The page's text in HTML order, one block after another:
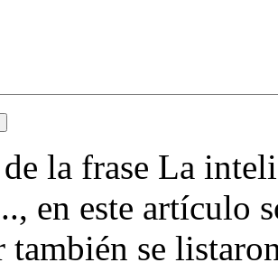
la frase La
en este artículo
también se